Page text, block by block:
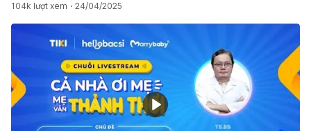
104k lượt xem 24/04/2025